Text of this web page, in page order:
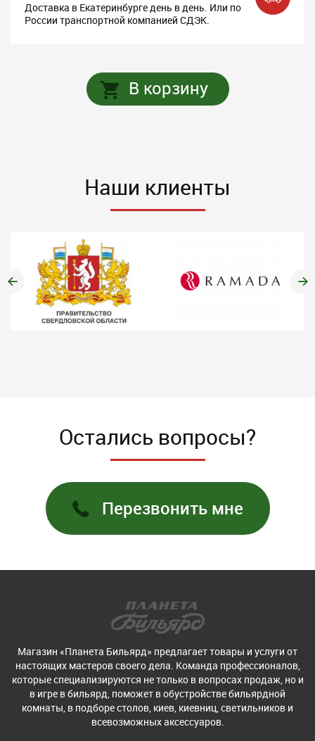
Доставка в Екатеринбурге день в день. Или по
России транспортной компанией СДЭК.
В корзину
Наши клиенты
Остались вопросы?
Перезвонить мне
Магазин «Планета Бильярд» предлагает товары и услуги от
настоящих мастеров своего дела. Команда профессионалов,
которые специализируются не только в вопросах продаж, но и
в игре в бильярд, поможет в обустройстве бильярдной
комнаты, в подборе столов, киев, киевниц, светильников и
всевозможных аксессуаров.